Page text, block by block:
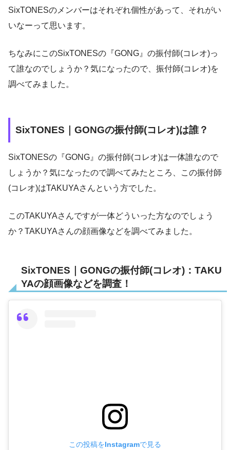
SixTONESのメンバーはそれぞれ個性があって、それがい
いなーって思います。
ちなみにこのSixTONESの『GONG』の振付師(コレオ)っ
て誰なのでしょうか？気になったので、振付師(コレオ)を
調べてみました。
SixTONES｜GONGの振付師(コレオ)は誰？
SixTONESの『GONG』の振付師(コレオ)は一体誰なので
しょうか？気になったので調べてみたところ、この振付師
(コレオ)はTAKUYAさんという方でした。
このTAKUYAさんですが一体どういった方なのでしょう
か？TAKUYAさんの顔画像などを調べてみました。
SixTONES｜GONGの振付師(コレオ)：TAKU
YAの顔画像などを調査！
この投稿をInstagramで見る